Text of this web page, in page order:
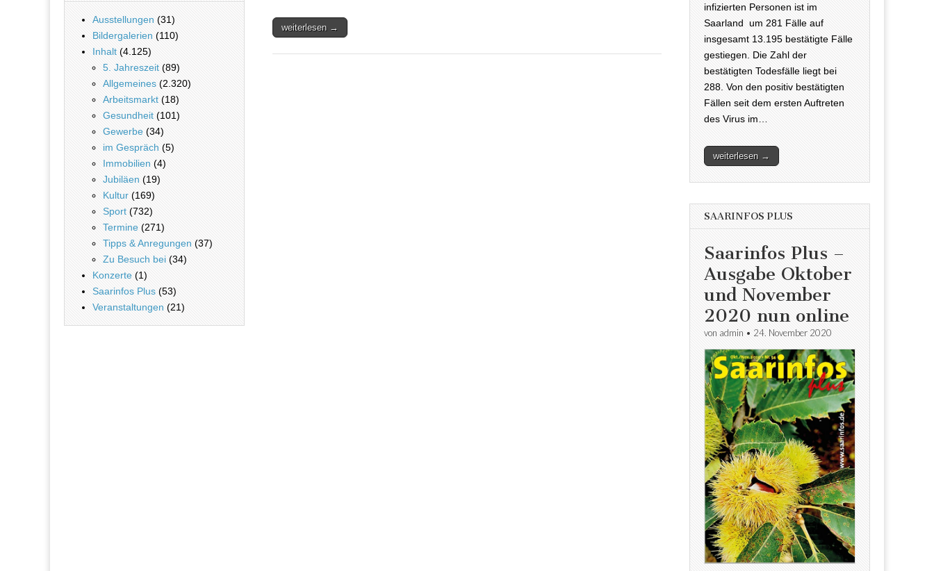
weiterlesen →
Ausstellungen (31)
Bildergalerien (110)
Inhalt (4.125)
5. Jahreszeit (89)
Allgemeines (2.320)
Arbeitsmarkt (18)
Gesundheit (101)
Gewerbe (34)
im Gespräch (5)
Immobilien (4)
Jubiläen (19)
Kultur (169)
Sport (732)
Termine (271)
Tipps & Anregungen (37)
Zu Besuch bei (34)
Konzerte (1)
Saarinfos Plus (53)
Veranstaltungen (21)
infizierten Personen ist im
Saarland um 281 Fälle auf
insgesamt 13.195 bestätigte Fälle
gestiegen. Die Zahl der
bestätigten Todesfälle liegt bei
288. Von den positiv bestätigten
Fällen seit dem ersten Auftreten
des Virus im…
weiterlesen →
SAARINFOS PLUS
Saarinfos Plus –
Ausgabe Oktober
und November
2020 nun online
von admin • 24. November 2020